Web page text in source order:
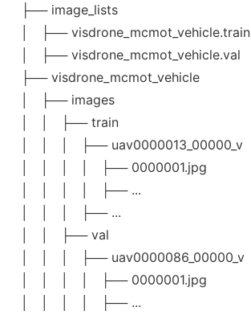
├── image_lists
│   ├── visdrone_mcmot_vehicle.train
│   ├── visdrone_mcmot_vehicle.val
├── visdrone_mcmot_vehicle
│   ├── images
│   │   ├── train
│   │   │   ├── uav0000013_00000_v
│   │   │   │   ├── 0000001.jpg
│   │   │   │   ├── ...
│   │   │   ├── ...
│   │   ├── val
│   │   │   ├── uav0000086_00000_v
│   │   │   │   ├── 0000001.jpg
│   │   │   │   ├── ...